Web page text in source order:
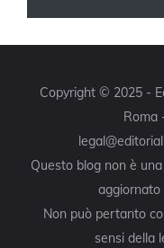
Copyright © 2025 -
Roma
Questo blog non è
aggiornato
Non può pertanto
sensi della